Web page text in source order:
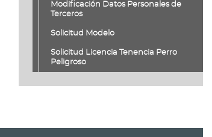
Modificación Datos Personales de
Terceros
Solicitud Modelo
Solicitud Licencia Tenencia Perro
Peligroso